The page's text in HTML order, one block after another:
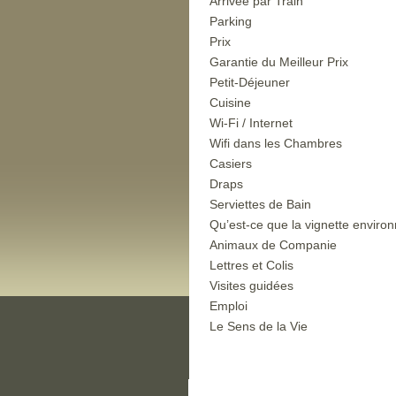
Parking
Prix
Garantie du Meilleur Prix
Petit-Déjeuner
Cuisine
Wi-Fi / Internet
Wifi dans les Chambres
Casiers
Draps
Serviettes de Bain
Qu’est-ce que la vignette
Animaux de Companie
Lettres et Colis
Visites guidées
Emploi
Le Sens de la Vie